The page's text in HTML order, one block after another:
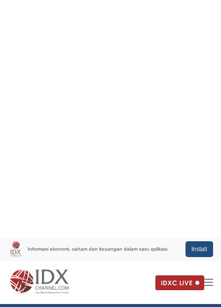
Informasi ekonomi, saham dan keuangan dalam satu aplikasi. Install